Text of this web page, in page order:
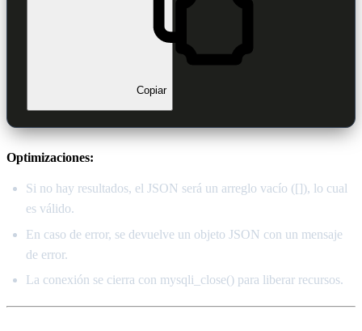
Copiar
Optimizaciones:
Si no hay resultados, el JSON será un arreglo vacío ([]), lo cual
es válido.
En caso de error, se devuelve un objeto JSON con un mensaje
de error.
La conexión se cierra con mysqli_close() para liberar recursos.